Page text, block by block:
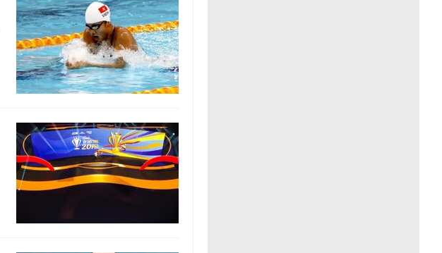
Infographic
Góc ảnh
Công nghệ
Hitech Công nghệ tương lai
Sản phẩm
Thị trường